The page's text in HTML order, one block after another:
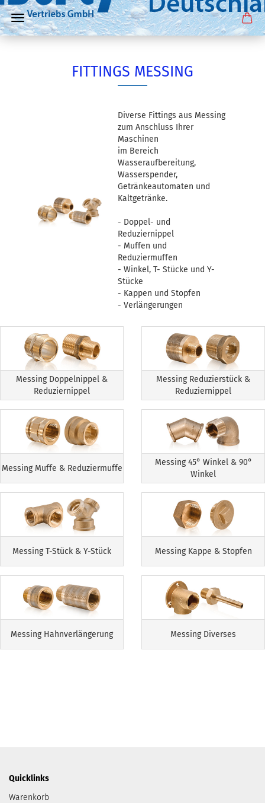
FITTINGS MESSING
Diverse Fittings aus Messing
zum Anschluss Ihrer
Maschinen
im Bereich
Wasseraufbereitung,
Wasserspender,
Getränkeautomaten und
Kaltgetränke.
- Doppel- und
Reduziernippel
- Muffen und
Reduziermuffen
- Winkel, T- Stücke und Y-
Stücke
- Kappen und Stopfen
- Verlängerungen
Messing Doppelnippel &
Reduziernippel
Messing Reduzierstück &
Reduziernippel
Messing Muffe & Reduziermuffe
Messing 45° Winkel & 90°
Winkel
Messing T-Stück & Y-Stück Messing Kappe & Stopfen
Messing Hahnverlängerung Messing Diverses
Quicklinks
Warenkorb